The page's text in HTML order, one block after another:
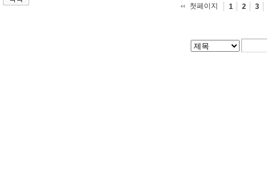
첫페이지
1 2 3